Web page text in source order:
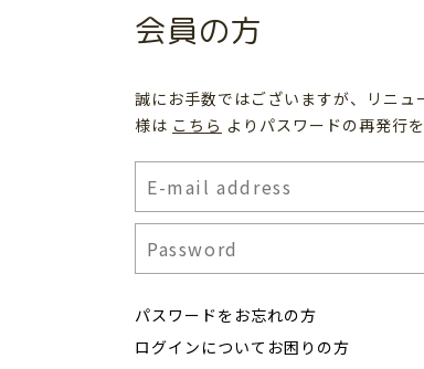
会員の方
誠にお手数ではございますが、リニ
様は こちら よりパスワードの再発行
パスワードをお忘れの方
ログインについてお困りの方